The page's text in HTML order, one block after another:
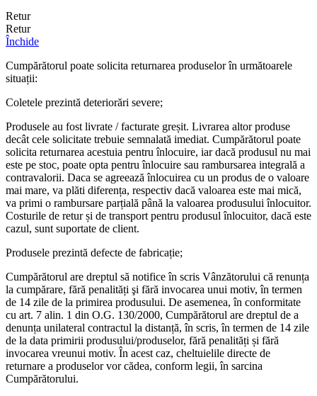
Retur
Retur
Închide
Cumpărătorul poate solicita returnarea produselor în următoarele
situații:
Coletele prezintă deteriorări severe;
Produsele au fost livrate / facturate greșit. Livrarea altor produse
decât cele solicitate trebuie semnalată imediat. Cumpărătorul poate
solicita returnarea acestuia pentru înlocuire, iar dacă produsul nu mai
este pe stoc, poate opta pentru înlocuire sau rambursarea integrală a
contravalorii. Daca se agreează înlocuirea cu un produs de o valoare
mai mare, va plăti diferența, respectiv dacă valoarea este mai mică,
va primi o rambursare parțială până la valoarea produsului înlocuitor.
Costurile de retur și de transport pentru produsul înlocuitor, dacă este
cazul, sunt suportate de client.
Produsele prezintă defecte de fabricație;
Cumpărătorul are dreptul să notifice în scris Vânzătorului că renunța
la cumpărare, fără penalități şi fără invocarea unui motiv, în termen
de 14 zile de la primirea produsului. De asemenea, în conformitate
cu art. 7 alin. 1 din O.G. 130/2000, Cumpărătorul are dreptul de a
denunța unilateral contractul la distanță, în scris, în termen de 14 zile
de la data primirii produsului/produselor, fără penalități și fără
invocarea vreunui motiv. În acest caz, cheltuielile directe de
returnare a produselor vor cădea, conform legii, în sarcina
Cumpărătorului.